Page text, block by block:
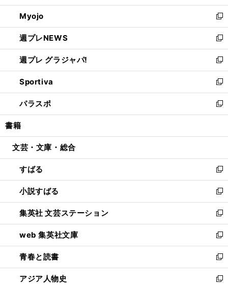
開
く
ウ
で
開
く
ン
ド
ウ
で
開
く
ウ
ィ
ン
ド
ウ
で
開
く
Myojo
新
し
い
ウ
ィ
ン
ド
ウ
で
開
週プレNEWS
新
し
い
ウ
ィ
ン
ド
ウ
開
週プレ グラジャパ!
新
し
い
ウ
ィ
ン
ウ
開
く
Sportiva
新
し
い
ウ
ン
ウ
で
開
く
パラスポ
新
し
ウ
ン
ド
ウ
で
開
く
書籍
文芸・文庫・総合
すばる
新
し
い
ウ
ィ
ン
ド
ウ
で
開
く
小説すばる
新
し
い
ウ
ィ
ン
ド
ウ
で
集英社 文芸ステーション
新
し
い
ウ
ィ
ン
ド
web 集英社文庫
新
し
い
ウ
ィ
青春と読書
新
し
い
アジア人物史
新